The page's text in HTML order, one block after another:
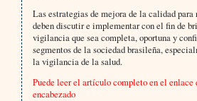
Las estrategias de mejora de la calidad
deben discutir e implementar con el fin de
vigilancia que sea completa, oportuna y
segmentos de la sociedad brasileña,
la vigilancia de la salud.
Puede leer el artículo completo en el enlace
encabezado